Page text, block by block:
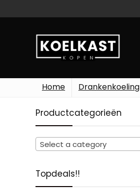
Home Drankenkoeling
Productcategorieën
Select a category
Topdeals!!